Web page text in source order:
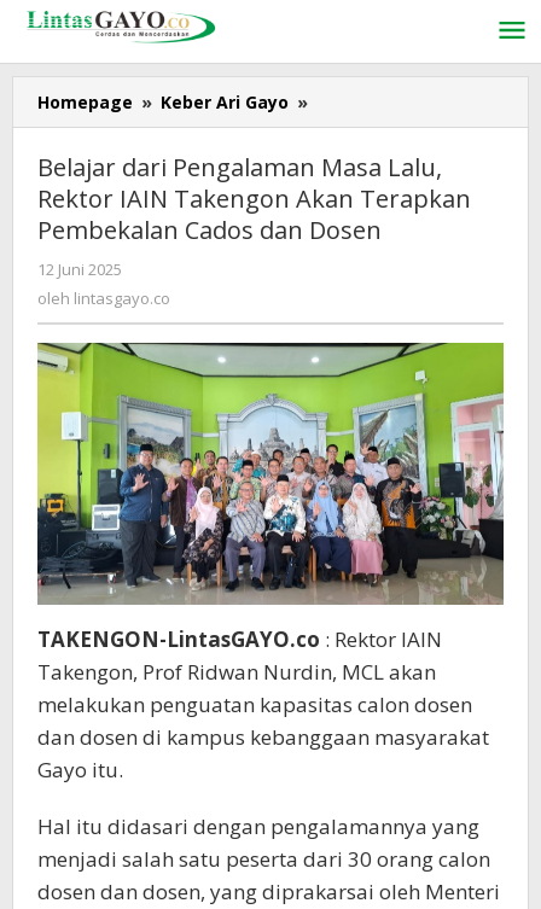
Lewati
konten
Homepage » Keber Ari Gayo »
dari
Pengalaman
Masa
Lalu,
Rektor
Terapkan
Pembekalan
Cados
dan
Dosen
Belajar dari Pengalaman Masa Lalu,
Rektor IAIN Takengon Akan Terapkan
Pembekalan Cados dan Dosen
12 Juni 2025
lintasgayo.co
oleh lintasgayo.co
TAKENGON-LintasGAYO.co : Rektor IAIN
Takengon, Prof Ridwan Nurdin, MCL akan
melakukan penguatan kapasitas calon dosen
dan dosen di kampus kebanggaan masyarakat
Gayo itu.
Hal itu didasari dengan pengalamannya yang
menjadi salah satu peserta dari 30 orang calon
dosen dan dosen, yang diprakarsai oleh Menteri